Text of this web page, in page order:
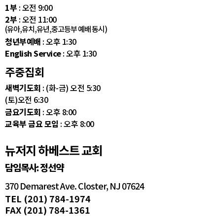
1부 : 오전 9:00
2부 : 오전 11:00
(유아,유치,유년,중고등부 예배 동시)
청년부예배 : 오후 1:30
English Service: 오후 1:30
주중집회
새벽기도회 : (화-금) 오전 5:30
(토)오전 6:30
금요기도회 : 오후 8:00
교육부 금요 모임 : 오후 8:00
뉴저지 하베스트 교회
담임목사: 정선약
370 Demarest Ave. Closter, NJ 07624
TEL (201) 784-1974
FAX (201) 784-1361